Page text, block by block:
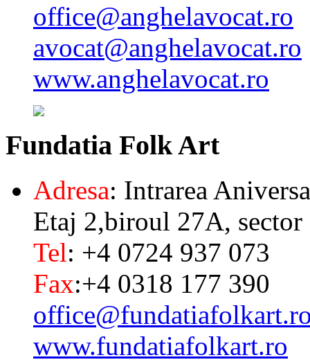
office@anghelavocat.ro
avocat@anghelavocat.ro
www.anghelavocat.ro
Fundatia Folk Art
Adresa: Intrarea
Etaj 2,biroul 27A, sector
Tel: +4 0724 937 073
Fax:+4 0318 177 390
www.fundatiafolkart.ro